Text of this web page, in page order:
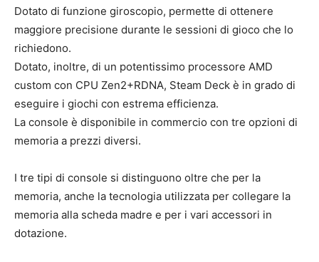
Dotato di funzione giroscopio, permette di ottenere
maggiore precisione durante le sessioni di gioco che lo
richiedono.
Dotato, inoltre, di un potentissimo processore AMD
custom con CPU Zen2+RDNA, Steam Deck è in grado di
eseguire i giochi con estrema efficienza.
La console è disponibile in commercio con tre opzioni di
memoria a prezzi diversi.
I tre tipi di console si distinguono oltre che per la
memoria, anche la tecnologia utilizzata per collegare la
memoria alla scheda madre e per i vari accessori in
dotazione.